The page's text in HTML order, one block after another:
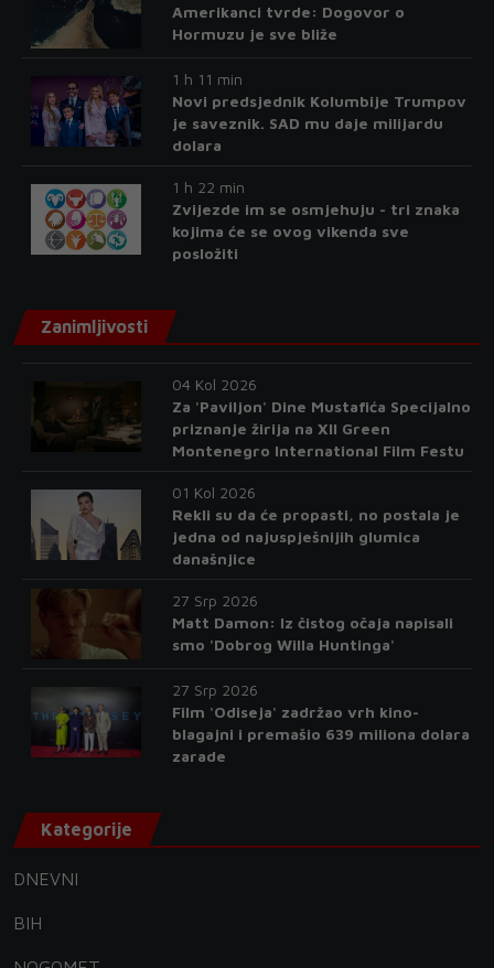
Amerikanci tvrde: Dogovor o
Hormuzu je sve bliže
1 h 11 min
Novi predsjednik Kolumbije Trumpov
je saveznik. SAD mu daje milijardu
dolara
1 h 22 min
Zvijezde im se osmjehuju - tri znaka
kojima će se ovog vikenda sve
posložiti
Zanimljivosti
04 Kol 2026
Za 'Paviljon' Dine Mustafića Specijalno
priznanje žirija na XII Green
Montenegro International Film Festu
01 Kol 2026
Rekli su da će propasti, no postala je
jedna od najuspješnijih glumica
današnjice
27 Srp 2026
Matt Damon: Iz čistog očaja napisali
smo 'Dobrog Willa Huntinga'
27 Srp 2026
Film 'Odiseja' zadržao vrh kino-
blagajni i premašio 639 miliona dolara
zarade
Kategorije
DNEVNI
BIH